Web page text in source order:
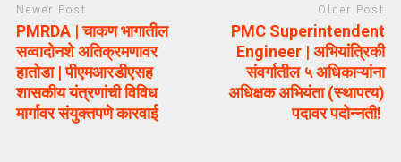
Newer Post
PMRDA | चाकण भागातील
सव्वादोनशे अतिक्रमणावर
हातोडा | पीएमआरडीएसह
शासकीय यंत्रणांची विविध
मार्गावर संयुक्तपणे कारवाई
Older Post
PMC Superintendent
Engineer | अभियांत्रिकी
संवर्गातील ५ अधिकाऱ्यांना
अधिक्षक अभियंता (स्थापत्य)
पदावर पदोन्नती!